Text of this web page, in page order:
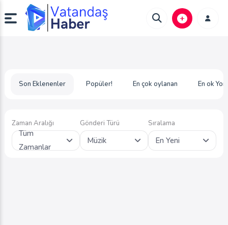
Son Eklenenler Popüler! En çok oylanan En ok
Zaman Aralığı
Tüm
Zamanlar
Gönderi Türü
Müzik
Sıralama
En Yeni